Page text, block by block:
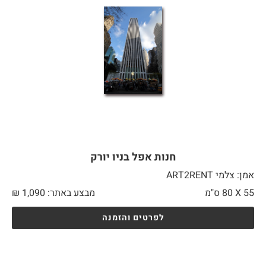
חנות אפל בניו יורק
אמן: צלמי ART2RENT
55 X
מבצע באתר: ₪ 1,090
לפרטים והזמנה